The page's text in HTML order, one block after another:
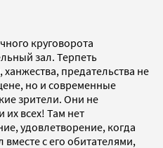
круговорота
зал. Терпеть
предательства не
но и современные
зрители. Они не
их всех! Там нет
удовлетворение, когда
с его обитателями,